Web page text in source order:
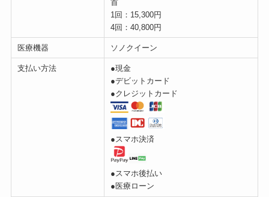
首
1回：15,300円
4回：40,800円
医療機器 ソノクイーン
支払い方法
●現金
●デビットカード
●クレジットカード
●スマホ決済
●スマホ後払い
●医療ローン